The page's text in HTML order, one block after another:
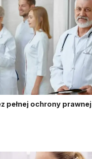
pełnej ochrony prawnej